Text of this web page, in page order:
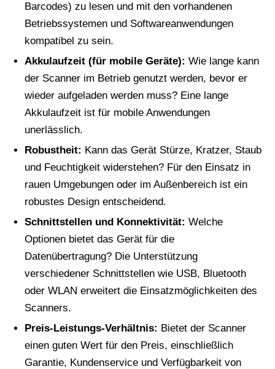
Barcodes) zu lesen und mit den vorhandenen
Betriebssystemen und Softwareanwendungen
kompatibel zu sein.
Akkulaufzeit (für mobile Geräte): Wie lange kann
der Scanner im Betrieb genutzt werden, bevor er
wieder aufgeladen werden muss? Eine lange
Akkulaufzeit ist für mobile Anwendungen
unerlässlich.
Robustheit: Kann das Gerät Stürze, Kratzer, Staub
und Feuchtigkeit widerstehen? Für den Einsatz in
rauen Umgebungen oder im Außenbereich ist ein
robustes Design entscheidend.
Schnittstellen und Konnektivität: Welche
Optionen bietet das Gerät für die
Datenübertragung? Die Unterstützung
verschiedener Schnittstellen wie USB, Bluetooth
oder WLAN erweitert die Einsatzmöglichkeiten des
Scanners.
Preis-Leistungs-Verhältnis: Bietet der Scanner
einen guten Wert für den Preis, einschließlich
Garantie, Kundenservice und Verfügbarkeit von